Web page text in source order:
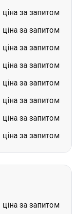
ціна за запитом
ціна за запитом
ціна за запитом
ціна за запитом
ціна за запитом
ціна за запитом
ціна за запитом
ціна за запитом
ціна за запитом